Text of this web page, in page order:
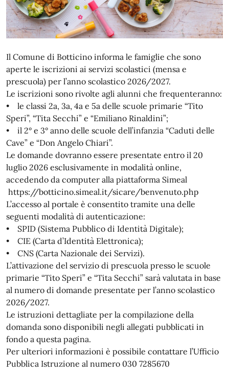
Il Comune di Botticino informa le famiglie che sono
aperte le iscrizioni ai servizi scolastici (mensa e
prescuola) per l’anno scolastico 2026/2027.
Le iscrizioni sono rivolte agli alunni che frequenteranno:
• le classi 2a, 3a, 4a e 5a delle scuole primarie “Tito
Speri”, “Tita Secchi” e “Emiliano Rinaldini”;
• il 2° e 3° anno delle scuole dell’infanzia “Caduti delle
Cave” e “Don Angelo Chiari”.
Le domande dovranno essere presentate entro il 20
luglio 2026 esclusivamente in modalità online,
accedendo da computer alla piattaforma Simeal
https://botticino.simeal.it/sicare/benvenuto.php
L’accesso al portale è consentito tramite una delle
seguenti modalità di autenticazione:
• SPID (Sistema Pubblico di Identità Digitale);
• CIE (Carta d’Identità Elettronica);
• CNS (Carta Nazionale dei Servizi).
L’attivazione del servizio di prescuola presso le scuole
primarie “Tito Speri” e “Tita Secchi” sarà valutata in base
al numero di domande presentate per l’anno scolastico
2026/2027.
Le istruzioni dettagliate per la compilazione della
domanda sono disponibili negli allegati pubblicati in
fondo a questa pagina.
Per ulteriori informazioni è possibile contattare l’Ufficio
Pubblica Istruzione al numero 030 7285670